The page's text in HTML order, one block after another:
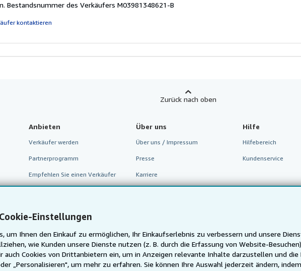
Einstellungen
um Ihnen den Einkauf zu ermöglichen, Ihr Einkaufserlebnis zu verbessern und unsere
wie Kunden unsere Dienste nutzen (z. B. durch die Erfassung von Website-
Cookies von Drittanbietern ein, um in Anzeigen relevante Inhalte darzustellen und
„Personalisieren", um mehr zu erfahren. Sie können Ihre Auswahl jederzeit ändern,
Bestandsnummer des Verkäufers M03981348621-B
kontaktieren
Zurück nach oben
Anbieten
Verkäufer werden
Partnerprogramm
Empfehlen Sie einen Verkäufer
Über uns
Über uns / Impressum
Presse
Karriere
Barrierefreiheit
Hilfe
Hilfebereich
Kundenservice